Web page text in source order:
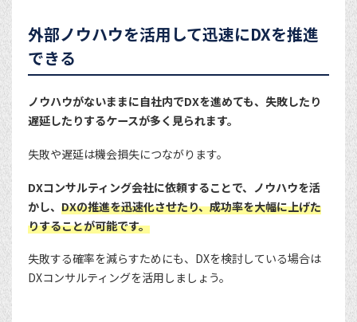
外部ノウハウを活用して迅速にDXを推進
できる
ノウハウがないままに自社内でDXを進めても、失敗したり
遅延したりするケースが多く見られます。
失敗や遅延は機会損失につながります。
DXコンサルティング会社に依頼することで、ノウハウを活
かし、 DXの推進を迅速化させたり、成功率を大幅に上げた
りすることが可能です。
失敗する確率を減らすためにも、DXを検討している場合は
DXコンサルティングを活用しましょう。